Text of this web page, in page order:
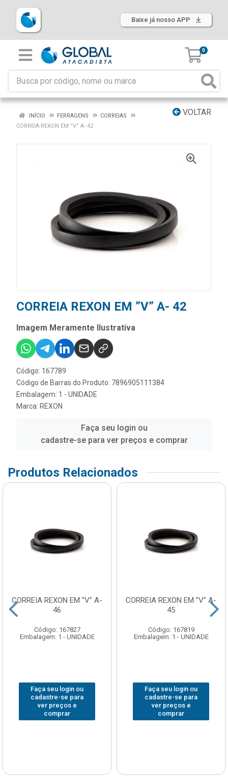
Baixe já nosso APP
0
VOLTAR
INÍCIO FERRAGENS
CORREIAS
CORREIA REXON EM ”V” A- 42
CORREIA REXON EM ”V” A- 42
Imagem Meramente Ilustrativa
Código: 167789
Código de Barras do Produto: 7896905111384
Embalagem: 1 - UNIDADE
Marca: REXON
Faça seu login ou
cadastre-se para ver preços e comprar
Produtos Relacionados
CORREIA REXON EM ”V” A-
46
Código: 167827
Embalagem: 1 - UNIDADE
Faça seu login ou
cadastre-se para
ver preços e
comprar
CORREIA REXON EM ”V” A-
45
Código: 167819
Embalagem: 1 - UNIDADE
Faça seu login ou
cadastre-se para
ver preços e
comprar